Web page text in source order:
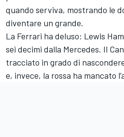
quando serviva, mostrando le
diventare un grande.
La Ferrari ha deluso: Lewis
sei decimi dalla Mercedes. Il
tracciato in grado di
e, invece, la rossa ha mancato